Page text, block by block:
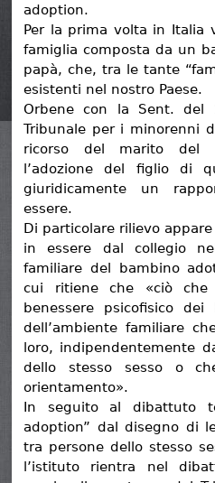
adoption.
Per la prima volta in Italia
famiglia composta da un
papà, che, tra le tante
esistenti nel nostro Paese.
Orbene con la Sent. del
Tribunale per i minorenni
ricorso del marito del
l’adozione del figlio di
giuridicamente un
essere.
Di particolare rilievo
in essere dal collegio
familiare del bambino
cui ritiene che «ciò
benessere psicofisico
dell’ambiente familiare
loro, indipendentemente
dello stesso sesso o
orientamento».
In seguito al dibattuto
adoption” dal disegno di
tra persone dello stesso
l’istituto rientra nel